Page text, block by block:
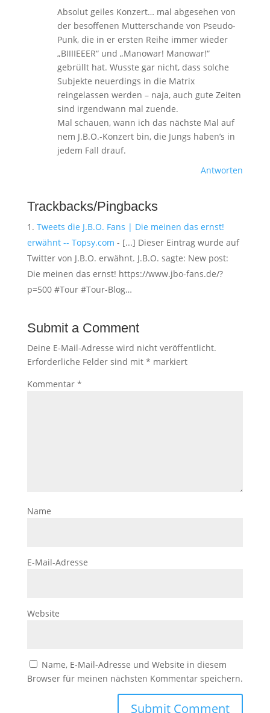
Absolut geiles Konzert… mal abgesehen von
der besoffenen Mutterschande von Pseudo-
Punk, die in er ersten Reihe immer wieder
„BIIIIEEER“ und „Manowar! Manowar!“
gebrüllt hat. Wusste gar nicht, dass solche
Subjekte neuerdings in die Matrix
reingelassen werden – naja, auch gute Zeiten
sind irgendwann mal zuende.
Mal schauen, wann ich das nächste Mal auf
nem J.B.O.-Konzert bin, die Jungs haben’s in
jedem Fall drauf.
Antworten
Trackbacks/Pingbacks
Tweets die J.B.O. Fans | Die meinen das ernst!
erwähnt -- Topsy.com - [...] Dieser Eintrag wurde auf
Twitter von J.B.O. erwähnt. J.B.O. sagte: New post:
Die meinen das ernst! https://www.jbo-fans.de/?
p=500 #Tour #Tour-Blog…
Submit a Comment
Deine E-Mail-Adresse wird nicht veröffentlicht.
Erforderliche Felder sind mit * markiert
Kommentar *
Name
E-Mail-Adresse
Website
Name, E-Mail-Adresse und Website in diesem
Browser für meinen nächsten Kommentar speichern.